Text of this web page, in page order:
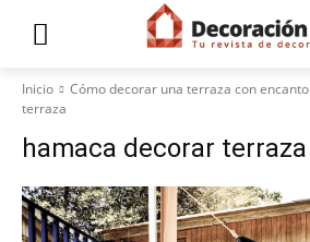
Inicio Cómo decorar una terraza con encanto
terraza
hamaca decorar terraza